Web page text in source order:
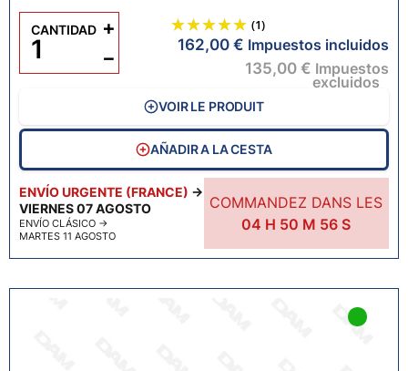
ENVÍO URGENTE (FRANCE) →
VIERNES 07 AGOSTO
ENVÍO CLÁSICO →
MARTES 11 AGOSTO
COMMANDEZ DANS LES
04 H 50 M 55 S
(1)
162,00 € Impuestos incluidos
135,00 € Impuestos
excluidos
CANTIDAD
−
+
VOIR LE PRODUIT
AÑADIR A LA CESTA